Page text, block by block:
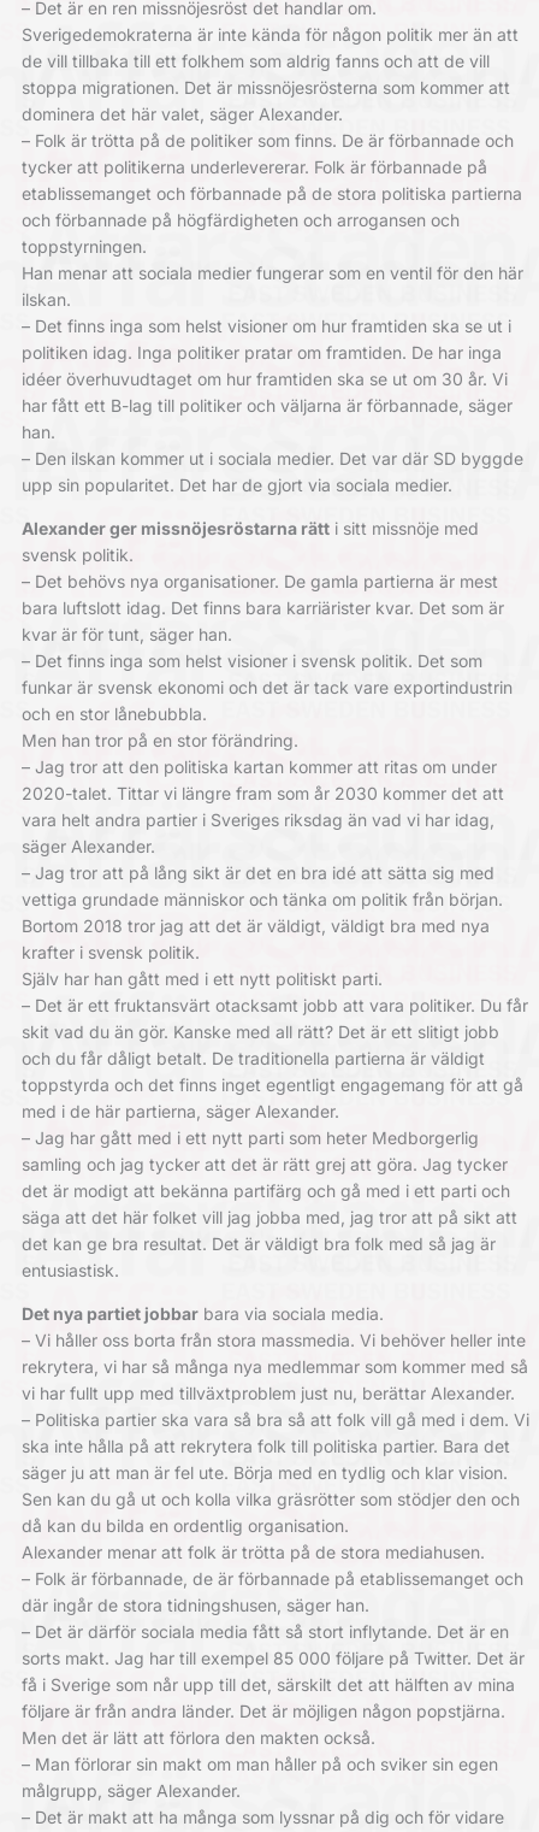
– Det är en ren missnöjesröst det handlar om.
Sverigedemokraterna är inte kända för någon politik mer än att
de vill tillbaka till ett folkhem som aldrig fanns och att de vill
stoppa migrationen. Det är missnöjesrösterna som kommer att
dominera det här valet, säger Alexander.
– Folk är trötta på de politiker som finns. De är förbannade och
tycker att politikerna underlevererar. Folk är förbannade på
etablissemanget och förbannade på de stora politiska partierna
och förbannade på högfärdigheten och arrogansen och
toppstyrningen.
Han menar att sociala medier fungerar som en ventil för den här
ilskan.
– Det finns inga som helst visioner om hur framtiden ska se ut i
politiken idag. Inga politiker pratar om framtiden. De har inga
idéer överhuvudtaget om hur framtiden ska se ut om 30 år. Vi
har fått ett B-lag till politiker och väljarna är förbannade, säger
han.
– Den ilskan kommer ut i sociala medier. Det var där SD byggde
upp sin popularitet. Det har de gjort via sociala medier.
Alexander ger missnöjesröstarna rätti sitt missnöje med
svensk politik.
– Det behövs nya organisationer. De gamla partierna är mest
bara luftslott idag. Det finns bara karriärister kvar. Det som är
kvar är för tunt, säger han.
– Det finns inga som helst visioner i svensk politik. Det som
funkar är svensk ekonomi och det är tack vare exportindustrin
och en stor lånebubbla.
Men han tror på en stor förändring.
– Jag tror att den politiska kartan kommer att ritas om under
2020-talet. Tittar vi längre fram som år 2030 kommer det att
vara helt andra partier i Sveriges riksdag än vad vi har idag,
säger Alexander.
– Jag tror att på lång sikt är det en bra idé att sätta sig med
vettiga grundade människor och tänka om politik från början.
Bortom 2018 tror jag att det är väldigt, väldigt bra med nya
krafter i svensk politik.
Själv har han gått med i ett nytt politiskt parti.
– Det är ett fruktansvärt otacksamt jobb att vara politiker. Du får
skit vad du än gör. Kanske med all rätt? Det är ett slitigt jobb
och du får dåligt betalt. De traditionella partierna är väldigt
toppstyrda och det finns inget egentligt engagemang för att gå
med i de här partierna, säger Alexander.
– Jag har gått med i ett nytt parti som heter Medborgerlig
samling och jag tycker att det är rätt grej att göra. Jag tycker
det är modigt att bekänna partifärg och gå med i ett parti och
säga att det här folket vill jag jobba med, jag tror att på sikt att
det kan ge bra resultat. Det är väldigt bra folk med så jag är
entusiastisk.
Det nya partiet jobbarbara via sociala media.
– Vi håller oss borta från stora massmedia. Vi behöver heller inte
rekrytera, vi har så många nya medlemmar som kommer med så
vi har fullt upp med tillväxtproblem just nu, berättar Alexander.
– Politiska partier ska vara så bra så att folk vill gå med i dem. Vi
ska inte hålla på att rekrytera folk till politiska partier. Bara det
säger ju att man är fel ute. Börja med en tydlig och klar vision.
Sen kan du gå ut och kolla vilka gräsrötter som stödjer den och
då kan du bilda en ordentlig organisation.
Alexander menar att folk är trötta på de stora mediahusen.
– Folk är förbannade, de är förbannade på etablissemanget och
där ingår de stora tidningshusen, säger han.
– Det är därför sociala media fått så stort inflytande. Det är en
sorts makt. Jag har till exempel 85 000 följare på Twitter. Det är
få i Sverige som når upp till det, särskilt det att hälften av mina
följare är från andra länder. Det är möjligen någon popstjärna.
Men det är lätt att förlora den makten också.
– Man förlorar sin makt om man håller på och sviker sin egen
målgrupp, säger Alexander.
– Det är makt att ha många som lyssnar på dig och för vidare